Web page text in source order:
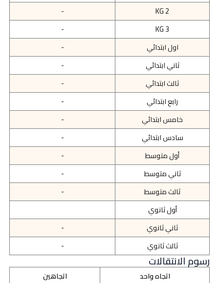
KG 2
-
KG 3
-
اول ابتدائي
-
ثاني ابتدائي
-
ثالث ابتدائي
-
رابع ابتدائي
-
خامس ابتدائي
-
سادس ابتدائي
-
أول متوسط
-
ثاني متوسط
-
ثالث متوسط
-
أول ثانوي
ثاني ثانوي
-
ثالث ثانوي
-
رسوم الانتقالات
اتجاه واحد
اتجاهين